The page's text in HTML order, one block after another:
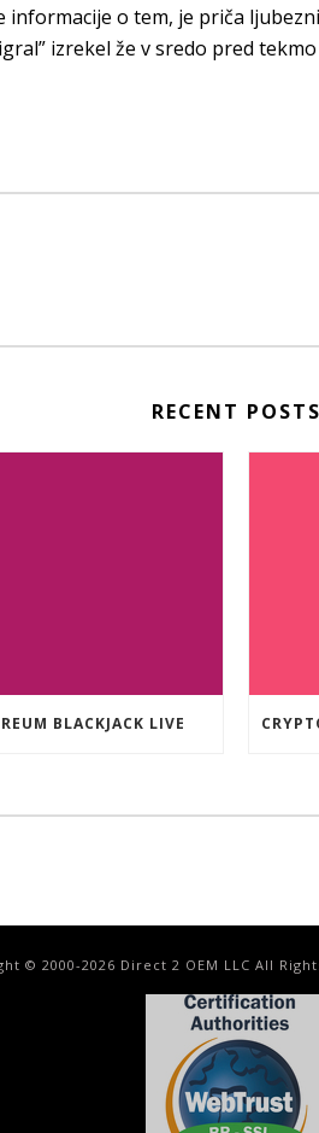
o tem, je priča
izrekel že v sredo pred
RECENT POSTS
BLACKJACK LIVE
© 2000-2026 Direct 2 OEM LLC All